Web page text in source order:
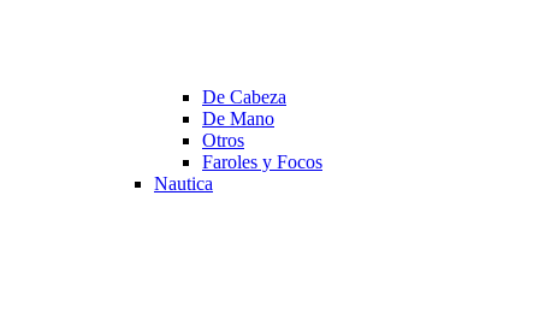
De Cabeza
De Mano
Otros
Faroles y Focos
Nautica